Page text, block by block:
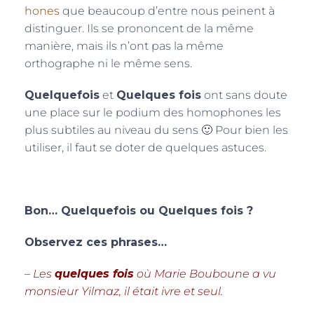
hones que beaucoup d’entre nous peinent à
distinguer. Ils se prononcent de la même
manière, mais ils n’ont pas la même
orthographe ni le même sens.
Quelquefois et Quelques fois ont sans doute
une place sur le podium des homophones les
plus subtiles au niveau du sens 🙂 Pour bien les
utiliser, il faut se doter de quelques astuces.
Bon… Quelquefois ou Quelques fois ?
Observez ces phrases…
– Les quelques fois où Marie Bouboune a vu
monsieur Yilmaz, il était ivre et seul.